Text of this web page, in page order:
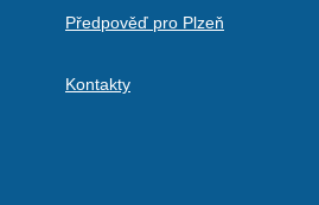
Předpověď pro Plzeň
Kontakty